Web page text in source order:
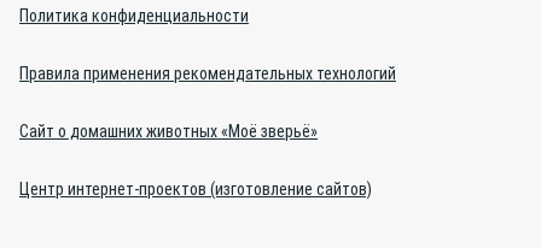
Политика конфиденциальности
Правила применения рекомендательных технологий
Сайт о домашних животных «Моё зверьё»
Центр интернет-проектов (изготовление сайтов)